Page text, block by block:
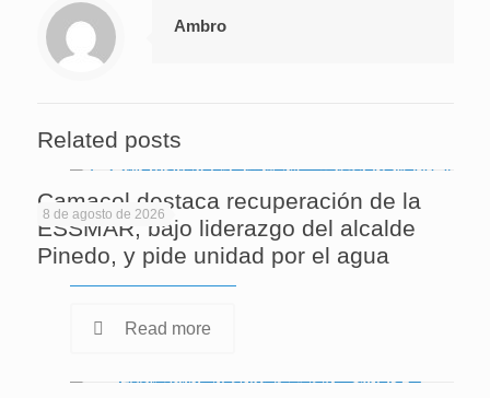
Ambro
Related posts
8 de agosto de 2026
Camacol destaca recuperación de la
ESSMAR, bajo liderazgo del alcalde
Pinedo, y pide unidad por el agua
Read more